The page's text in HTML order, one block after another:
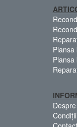
Plansa